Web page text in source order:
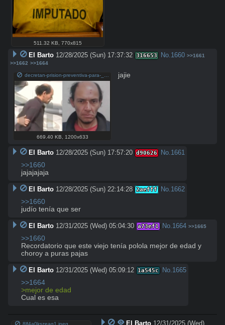
511.32 KB,770x815
El Barto 12/28/2025 (Sun) 17:37:32 316653 No. 1660 >>1661
>>1662 >>1664
669.40 KB 1200x633
jajie
El Barto 12/28/2025 (Sun) 17:57:20 d90626 No. 1661
>>1660
jajajajaja
El Barto 12/28/2025 (Sun) 22:14:28 2aefff No. 1662
>>1660
judío tenía que ser
El Barto 12/31/2025 (Wed) 05:04:30 a73ef1 No. 1664 >>1665
>>1660
Recordatorio que este viejo tenía polola mejor de edad y
choroy a puras pajas
El Barto 12/31/2025 (Wed) 05:09:12 1a545c No. 1665
>>1664
>mejor de edad
Cual es esa
8lf4a0kszeag1.jpeg El Barto 12/31/2025 (Wed)